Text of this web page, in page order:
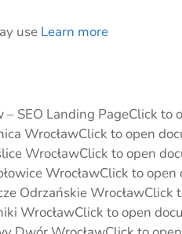
use Learn more
– SEO Landing PageClick to
WrocławClick to open
WrocławClick to open
WrocławClick to
Odrzańskie
WrocławClick to open